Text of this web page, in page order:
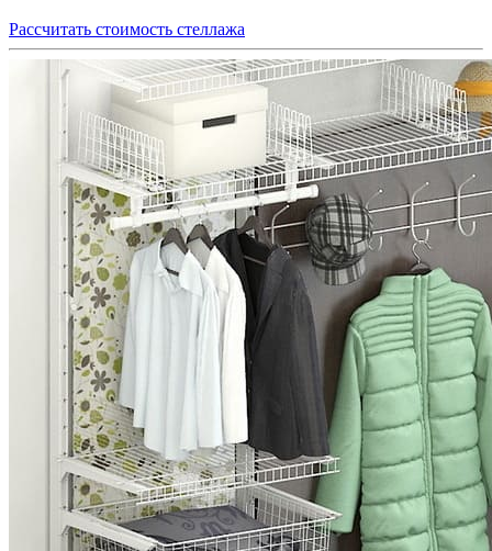
Рассчитать стоимость стеллажа